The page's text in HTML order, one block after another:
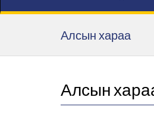
Алсын хараа
Алсын